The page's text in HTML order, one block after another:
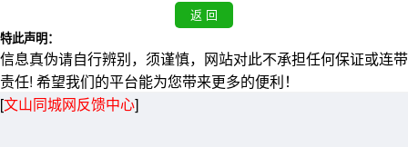
特此声明：
信息真伪请自行辨别，须谨慎，网站对此不承担任何保证或连带
责任! 希望我们的平台能为您带来更多的便利！
[文山同城网反馈中心]